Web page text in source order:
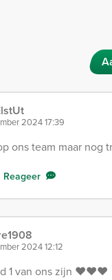
2024 17:39
ons team maar nog
Reageer
2024 12:12
1 van ons zijn ❤️❤️❤️